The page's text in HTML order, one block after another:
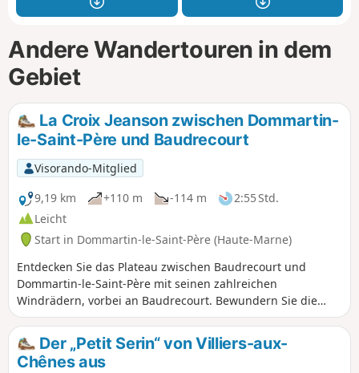
Andere Wandertouren in dem
Gebiet
La Croix Jeanson zwischen Dommartin-
le-Saint-Père und Baudrecourt
Visorando-Mitglied
9,19 km
+110 m -114 m
2:55 Std.
Leicht
Start in Dommartin-le-Saint-Père (Haute-Marne)
Entdecken Sie das Plateau zwischen Baudrecourt und
Dommartin-le-Saint-Père mit seinen zahlreichen
Windrädern, vorbei an Baudrecourt. Bewundern Sie die
hübschen alten, renovierten Steinhäuser. Im Flussbett des
Blaiseron können Sie außerdem eine Kressezucht
beobachten.
Der „Petit Serin“ von Villiers-aux-
Chênes aus